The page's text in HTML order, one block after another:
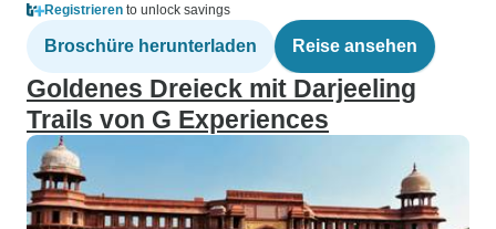
Registrieren to unlock savings
Broschüre herunterladen Reise ansehen
Goldenes Dreieck mit Darjeeling
Trails von G Experiences